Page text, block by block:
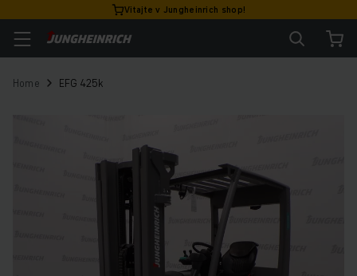
Vitajte v Jungheinrich shop!
Home EFG 425k